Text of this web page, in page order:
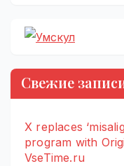
Свежие
X replaces
program with
VseTime.ru